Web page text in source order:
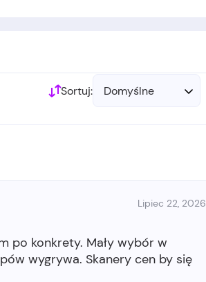
Sortuj: Domyślne
Lipiec 22, 2026
po konkrety. Mały wybór w
wygrywa. Skanery cen by się